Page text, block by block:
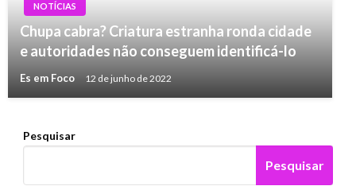
NOTÍCIAS
Chupa cabra? Criatura estranha ronda cidade
e autoridades não conseguem identificá-lo
Es em Foco 12 de junho de 2022
Pesquisar
Pesquisar